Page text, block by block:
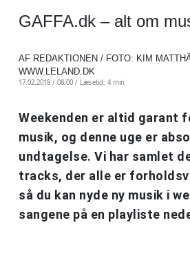
GAFFA.dk – alt om
AF REDAKTIONEN / FOTO: KIM
WWW.LELAND.DK
17.02.2018 / 08:00 / Læsetid: 4 min
Weekenden er altid garant
musik, og denne uge er
undtagelse. Vi har samlet
tracks, der alle er
så du kan nyde ny musik i
sangene på en playliste